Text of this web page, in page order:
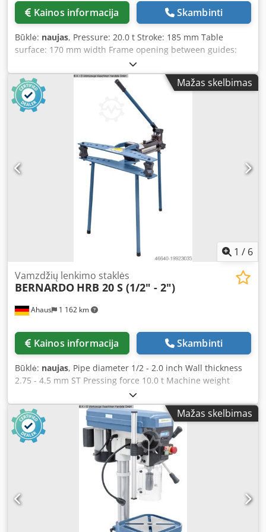
Kainos informacija Skambinti
Būklė: naujas, Pressure: 20.0 t Stroke: 185 mm Table
surface: 170 mm width Frame opening between guides:
510 mm Machine weight approx. 112 kg Space
requirement approx. 1630 x 560 x 730 mm Equipment: -
Standard with pressure cylinder movable to the left and
right - For aligning, pressing, bending, assembling gears,
discs, etc. Crjdpfx Agexaapcstef - Standard with foot pedal
and hydraulic hand pump for piston feed - Standard with
V-block for shaft alignment - Standard with automatic
piston return via integrated return spring - Height-
adjustable press table with locking pin - Large-
dimensioned manometer for reading the pressing force -
Includes two-stage hydraulic pump - Robust construction
thanks to welded steel frame
Mažas skelbimas
1 / 6
Ahaus 1 162 km
Vamzdžių lenkimo staklės
BERNARDO HRB 20 S (1/2" - 2")
Kainos informacija Skambinti
Būklė: naujas, Pipe diameter 1/2 - 2.0 inch Wall thickness
2.75 - 4.5 mm ST Pressing force 10.0 t Machine weight
approx. 46.0 kg - With hinged bending frame for efficient
operation Csdpsxaac Njfx Agterf - Various bending formers
included in delivery - Universally suitable for gas, steam,
and water pipes - Fast operation thanks to rapid feed -
Supplied with tripod stand for safe working - Also ideal for
copper pipes and coated pipes - Bends up to 90° possible
Equipment: - Bending formers: ½" - ¾" - 1" - 1 ¼" - 1 ½" - 2"
Mažas skelbimas